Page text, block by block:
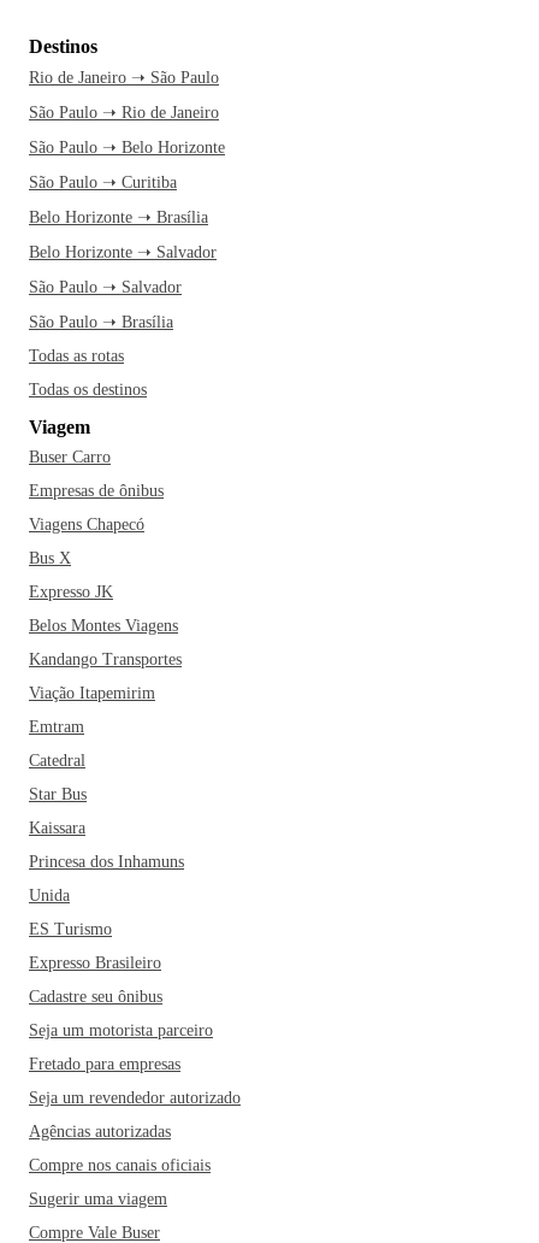
Destinos
Rio de Janeiro ➝ São Paulo
São Paulo ➝ Rio de Janeiro
São Paulo ➝ Belo Horizonte
São Paulo ➝ Curitiba
Belo Horizonte ➝ Brasília
Belo Horizonte ➝ Salvador
São Paulo ➝ Salvador
São Paulo ➝ Brasília
Todas as rotas
Todas os destinos
Viagem
Buser Carro
Empresas de ônibus
Viagens Chapecó
Bus X
Expresso JK
Belos Montes Viagens
Kandango Transportes
Viação Itapemirim
Emtram
Catedral
Star Bus
Kaissara
Princesa dos Inhamuns
Unida
ES Turismo
Expresso Brasileiro
Cadastre seu ônibus
Seja um motorista parceiro
Fretado para empresas
Seja um revendedor autorizado
Agências autorizadas
Compre nos canais oficiais
Sugerir uma viagem
Compre Vale Buser